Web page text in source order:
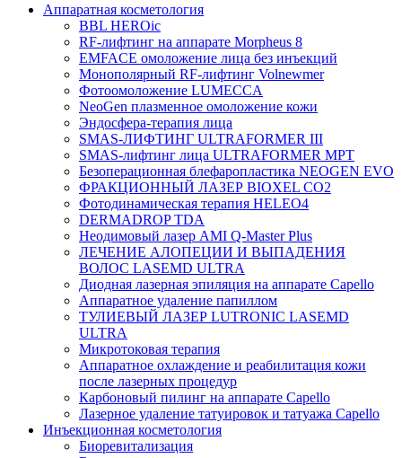
Аппаратная косметология
BBL HEROic
RF-лифтинг на аппарате Morpheus 8
EMFACE омоложение лица без инъекций
Монополярный RF-лифтинг Volnewmer
Фотоомоложение LUMECCA
NeoGen плазменное омоложение кожи
Эндосфера-терапия лица
SMAS-ЛИФТИНГ ULTRAFORMER III
SMAS-лифтинг лица ULTRAFORMER MPT
Безоперационная блефаропластика NEOGEN EVO
ФРАКЦИОННЫЙ ЛАЗЕР BIOXEL CO2
Фотодинамическая терапия HELEO4
DERMADROP TDA
Неодимовый лазер AMI Q-Master Plus
ЛЕЧЕНИЕ АЛОПЕЦИИ И ВЫПАДЕНИЯ
ВОЛОС LASEMD ULTRA
Диодная лазерная эпиляция на аппарате Capello
Аппаратное удаление папиллом
ТУЛИЕВЫЙ ЛАЗЕР LUTRONIC LASEMD
ULTRA
Микротоковая терапия
Аппаратное охлаждение и реабилитация кожи
после лазерных процедур
Карбоновый пилинг на аппарате Capello
Лазерное удаление татуировок и татуажа Capello
Инъекционная косметология
Биоревитализация